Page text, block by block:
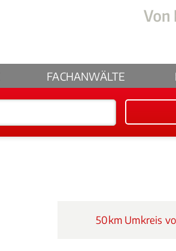
FACHANWÄLTE
50km Umkreis